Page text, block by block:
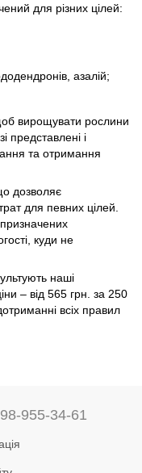
для різних цілей:
азалій;
вирощувати рослини
представлені і
та отримання
дозволяє
для певних цілей.
куди не
наші
– від 565 грн. за 250
всіх правил
955-34-61